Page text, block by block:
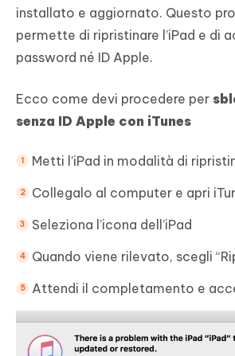
installato e aggiornato. Questo
permette di ripristinare l’iPad e di
password né ID Apple.
Ecco come devi procedere per
senza ID Apple con iTunes
Metti l’iPad in modalità di
Collegalo al computer e apri
Seleziona l’icona dell’iPad
Quando viene rilevato, scegli
Attendi il completamento e